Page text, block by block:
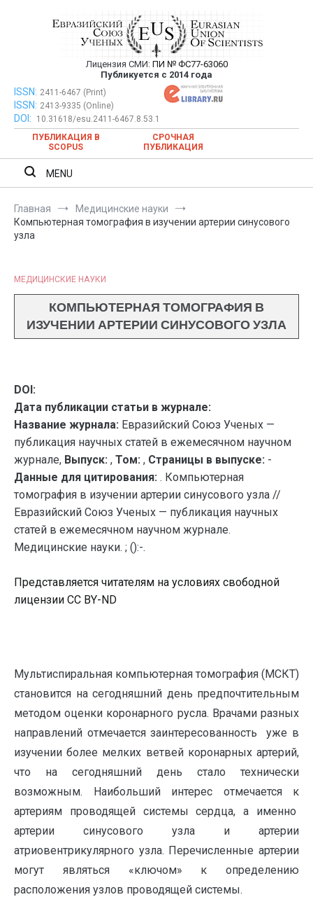
Евразийский Союз Ученых —
публикация научных статей в
ежемесячном научном журнале
Лицензия СМИ: ПИ № ФС77-63060
Публикуется с 2014 года
Евразийский Союз Ученых — публикация научных статей в
ежемесячном научном журнале
ISSN: 2411-6467 (Print)
ISSN: 2413-9335 (Online)
DOI:
10.31618/esu.2411-6467.8.53.1
ПУБЛИКАЦИЯ В
SCOPUS
СРОЧНАЯ
ПУБЛИКАЦИЯ
MENU
Главная
Медицинские науки
Компьютерная томография в изучении артерии синусового
узла
МЕДИЦИНСКИЕ НАУКИ
КОМПЬЮТЕРНАЯ ТОМОГРАФИЯ В
ИЗУЧЕНИИ АРТЕРИИ СИНУСОВОГО УЗЛА
DOI:
Дата публикации статьи в журнале:
Название журнала: Евразийский Союз Ученых —
публикация научных статей в ежемесячном научном
журнале, Выпуск: , Том: , Страницы в выпуске: -
Данные для цитирования: . Компьютерная
томография в изучении артерии синусового узла //
Евразийский Союз Ученых — публикация научных
статей в ежемесячном научном журнале.
Медицинские науки. ; ():-.
Представляется читателям на условиях свободной
лицензии CC BY-ND
Мультиспиральная компьютерная томография (МСКТ)
становится на сегодняшний день предпочтительным
методом оценки коронарного русла. Врачами разных
направлений отмечается заинтересованность уже в
изучении более мелких ветвей коронарных артерий,
что на сегодняшний день стало технически
возможным. Наибольший интерес отмечается к
артериям проводящей системы сердца, а именно
артерии синусового узла и артерии
атриовентрикулярного узла. Перечисленные артерии
могут являться «ключом» к определению
расположения узлов проводящей системы.